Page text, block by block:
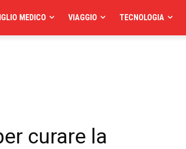
MEDICO VIAGGIO TECNOLOGIA
curare la